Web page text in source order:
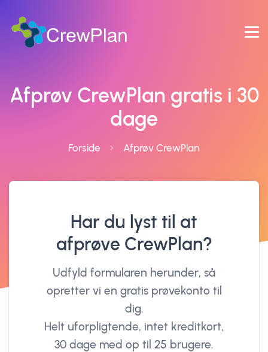
Afprøv CrewPlan gratis i 30
dage
Forside Afprøv CrewPlan
Har du lyst til at
afprøve CrewPlan?
Udfyld formularen herunder, så
opretter vi en gratis prøvekonto til
dig.
Helt uforpligtende, intet kreditkort,
30 dage med op til 25 brugere.